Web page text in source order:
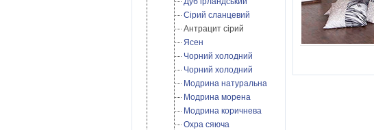
Cірий сланцевий
Антрацит сірий
Ясен
Чорний холодний
Чорний холодний
Модрина натуральна
Модрина морена
Модрина коричнева
Охра сяюча